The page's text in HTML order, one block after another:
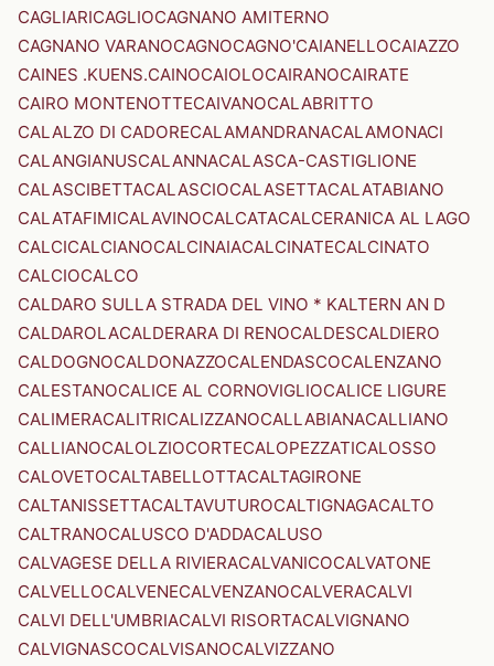
CAGLIARICAGLIOCAGNANO AMITERNO
CAGNANO VARANOCAGNOCAGNO'CAIANELLOCAIAZZO
CAINES .KUENS.CAINOCAIOLOCAIRANOCAIRATE
CAIRO MONTENOTTECAIVANOCALABRITTO
CALALZO DI CADORECALAMANDRANACALAMONACI
CALANGIANUSCALANNACALASCA-CASTIGLIONE
CALASCIBETTACALASCIOCALASETTACALATABIANO
CALATAFIMICALAVINOCALCATACALCERANICA AL LAGO
CALCICALCIANOCALCINAIACALCINATECALCINATO
CALCIOCALCO
CALDARO SULLA STRADA DEL VINO * KALTERN AN D
CALDAROLACALDERARA DI RENOCALDESCALDIERO
CALDOGNOCALDONAZZOCALENDASCOCALENZANO
CALESTANOCALICE AL CORNOVIGLIOCALICE LIGURE
CALIMERACALITRICALIZZANOCALLABIANACALLIANO
CALLIANOCALOLZIOCORTECALOPEZZATICALOSSO
CALOVETOCALTABELLOTTACALTAGIRONE
CALTANISSETTACALTAVUTUROCALTIGNAGACALTO
CALTRANOCALUSCO D'ADDACALUSO
CALVAGESE DELLA RIVIERACALVANICOCALVATONE
CALVELLOCALVENECALVENZANOCALVERACALVI
CALVI DELL'UMBRIACALVI RISORTACALVIGNANO
CALVIGNASCOCALVISANOCALVIZZANO